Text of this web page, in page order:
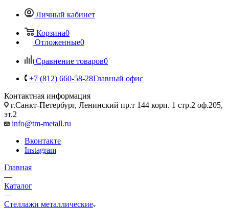
Личный кабинет
Корзина0
Отложенные0
Сравнение товаров0
+7 (812) 660-58-28Главный офис
Контактная информация
г.Санкт-Петербург, Ленинский пр.т 144 корп. 1 стр.2 оф.205,
эт.2
info@tm-metall.ru
Вконтакте
Instagram
Главная
—
Каталог
—
Стеллажи металлические